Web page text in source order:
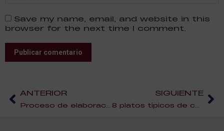
Save my name, email, and website in this
browser for the next time I comment.
Publicar comentario
ANTERIOR SIGUIENTE